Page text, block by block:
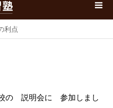
利点
の 説明会に 参加しまし